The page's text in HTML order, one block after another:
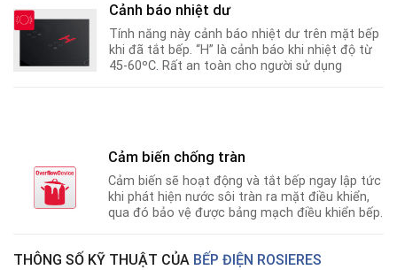
Cảnh báo nhiệt dư
Tính năng này cảnh báo nhiệt dư trên mặt bếp
khi đã tắt bếp. “H” là cảnh báo khi nhiệt độ từ
45-60ºC. Rất an toàn cho người sử dụng
Cảm biến chống tràn
Cảm biến sẽ hoạt động và tắt bếp ngay lập tức
khi phát hiện nước sôi tràn ra mặt điều khiển,
qua đó bảo vệ được bảng mạch điều khiển bếp.
THÔNG SỐ KỸ THUẬT CỦA BẾP ĐIỆN ROSIERES